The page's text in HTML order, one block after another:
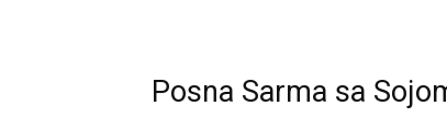
Posna Sarma sa